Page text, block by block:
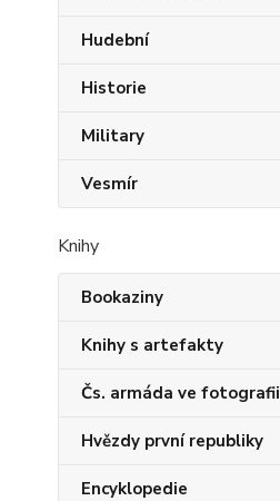
Hudební
Historie
Military
Vesmír
Knihy
Bookaziny
Knihy s artefakty
Čs. armáda ve fotografii
Hvězdy první republiky
Encyklopedie